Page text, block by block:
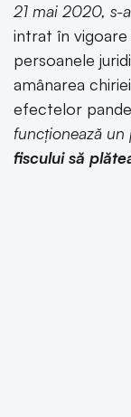
21 mai 2020, s-
intrat în
persoanele
amânarea
efectelor
funcționează
fiscului să